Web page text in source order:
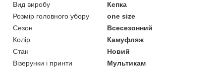
Вид виробу
Кепка
Розмір головного убору
one size
Сезон
Всесезонний
Колір
Камуфляж
Стан
Новий
Візерунки і принти
Мультикам